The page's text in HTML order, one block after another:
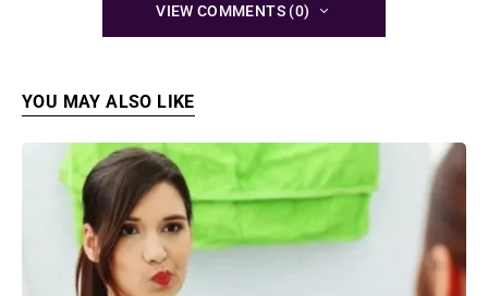
VIEW COMMENTS (0)
YOU MAY ALSO LIKE